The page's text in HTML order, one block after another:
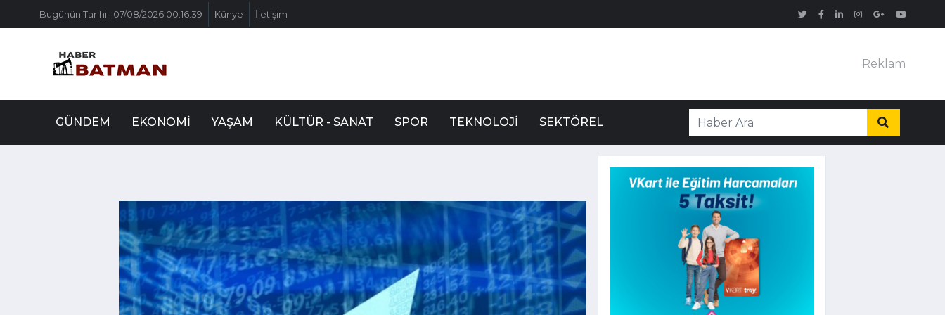
Bugünün Tarihi : 07/08/2026 00:16:39 Künye İletişim
Reklam
GÜNDEM EKONOMI YAŞAM KÜLTÜR - SANAT SPOR TEKNOLOJI SEKTÖREL